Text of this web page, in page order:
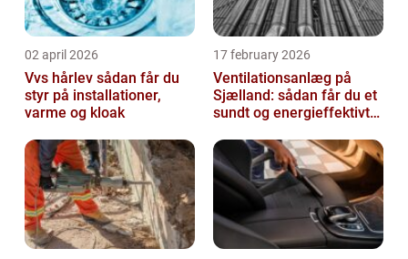
02 april 2026
Vvs hårlev sådan får du
styr på installationer,
varme og kloak
17 february 2026
Ventilationsanlæg på
Sjælland: sådan får du et
sundt og energieffektivt